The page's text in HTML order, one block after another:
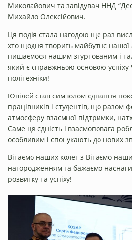
Миколайович та завідувач ННД
Михайло Олексійович.
Ця подія стала нагодою ще раз
хто щодня творить майбутнє
пишаємося нашим згуртованим і
який є справжньою основою успіху
політехніки!
Ювілей став символом єднання
працівників і студентів, що разом
атмосферу взаємної підтримки,
Саме ця єдність і взаємоповага
особливим і спонукають до нових
Вітаємо наших колег з Вітаємо
нагородженням та бажаємо
розвитку та успіху!